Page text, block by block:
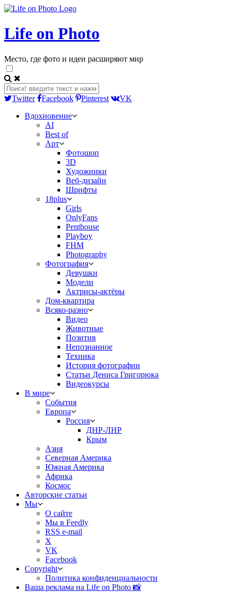
Life on Photo
Место, где фото и идеи расширяют мир
Twitter Facebook Pinterest
VK
Вдохновение
AI
Best of
Арт
Фотошоп
3D
Художники
Веб-дизайн
Шрифты
18plus
Girls
OnlyFans
Penthouse
Playboy
FHM
Photography
Фотография
Девушки
Модели
Актрисы-актёры
Дом-квартира
Всяко-разно
Видео
Животные
Позитив
Непознанное
Техника
История фотографии
Статьи Дениса Григорюка
Видеокурсы
В мире
События
Европа
Россия
ДНР-ЛНР
Крым
Азия
Северная Америка
Южная Америка
Африка
Космос
Авторские статьи
Мы
О сайте
Мы в Feedly
RSS e-mail
X
VK
Facebook
Copyright
Политика конфиденциальности
Ваша реклама на Life on Photo 📸